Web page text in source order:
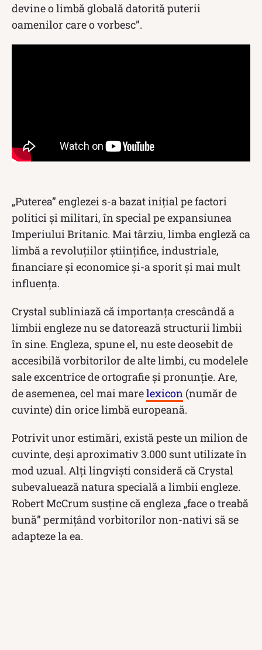
devine o limbă globală datorită puterii
oamenilor care o vorbesc”.
„Puterea” englezei s-a bazat inițial pe factori
politici și militari, în special pe expansiunea
Imperiului Britanic. Mai târziu, limba engleză ca
limbă a revoluțiilor științifice, industriale,
financiare și economice și-a sporit și mai mult
influența.
Crystal subliniază că importanța crescândă a
limbii engleze nu se datorează structurii limbii
în sine. Engleza, spune el, nu este deosebit de
accesibilă vorbitorilor de alte limbi, cu modelele
sale excentrice de ortografie și pronunție. Are,
de asemenea, cel mai marelexicon (număr de
cuvinte) din orice limbă europeană.
Potrivit unor estimări, există peste un milion de
cuvinte, deși aproximativ 3.000 sunt utilizate în
mod uzual. Alți lingviști consideră că Crystal
subevaluează natura specială a limbii engleze.
Robert McCrum susține că engleza „face o treabă
bună” permițând vorbitorilor non-nativi să se
adapteze la ea.